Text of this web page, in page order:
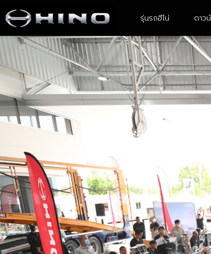
รุ่นรถฮีโน่
4-6 ล้อ ขนาดเล็ก
XZU Atom
XZU ATOM With Body
XZU 600R
XZU 640R
XZU 650R
XZU 710R
XZU 720R
6 ล้อ ขนาดกลาง
FC9JE2A-CBMAF
FC9JJ2A- CBAMF/
ดาว